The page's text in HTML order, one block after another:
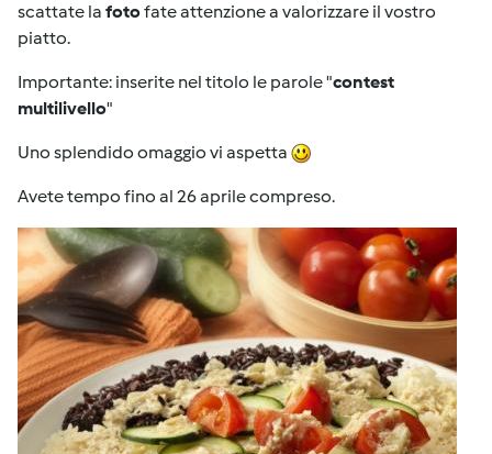
scattate la fotofate attenzione a valorizzare il vostro
piatto.
Importante: inserite nel titolo le parole "contest
multilivello"
Uno splendido omaggio vi aspetta
Avete tempo fino al 26 aprile compreso.